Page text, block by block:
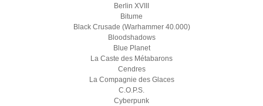
Berlin XVIII
Bitume
Black Crusade (Warhammer 40.000)
Bloodshadows
Blue Planet
La Caste des Métabarons
Cendres
La Compagnie des Glaces
C.O.P.S.
Cyberpunk